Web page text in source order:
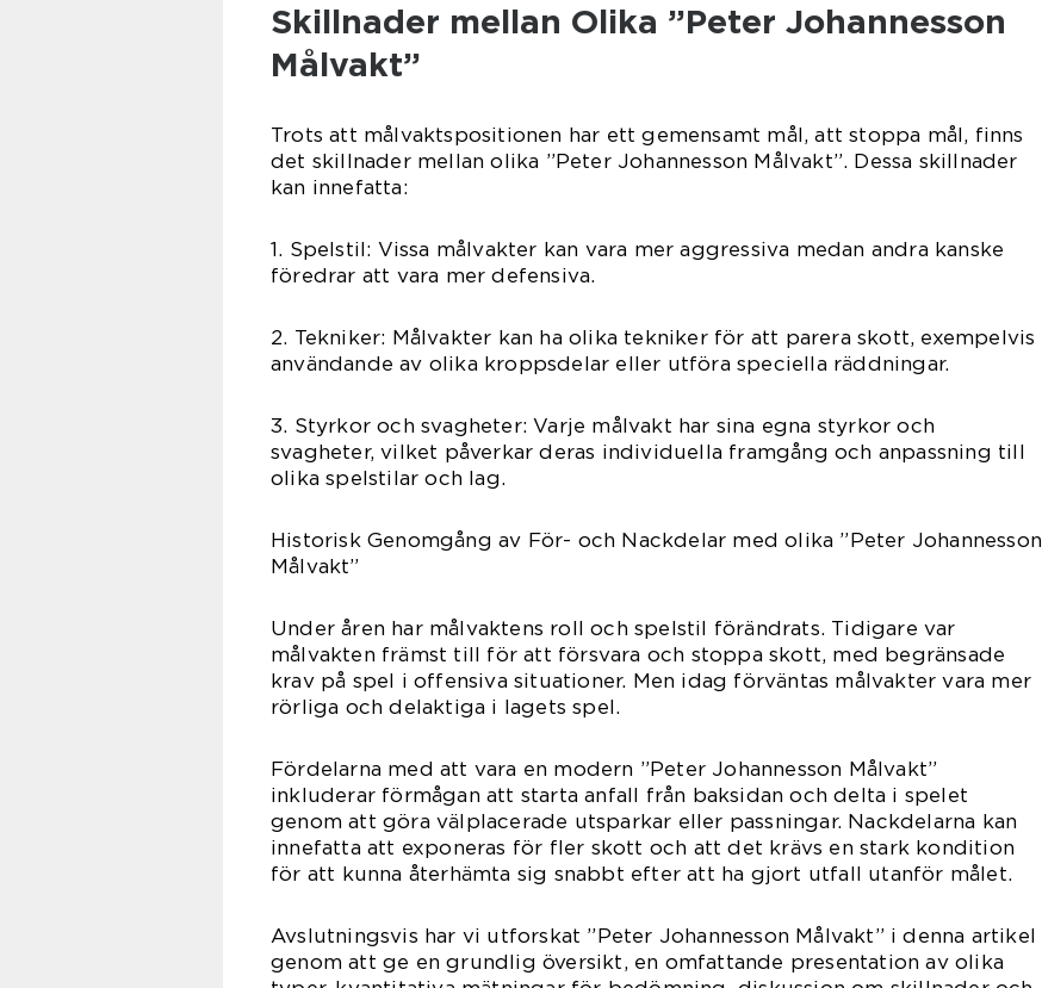
Skillnader mellan Olika ”Peter Johannesson
Målvakt”
Trots att målvaktspositionen har ett gemensamt mål, att stoppa mål, finns
det skillnader mellan olika ”Peter Johannesson Målvakt”. Dessa skillnader
kan innefatta:
1. Spelstil: Vissa målvakter kan vara mer aggressiva medan andra kanske
föredrar att vara mer defensiva.
2. Tekniker: Målvakter kan ha olika tekniker för att parera skott, exempelvis
användande av olika kroppsdelar eller utföra speciella räddningar.
3. Styrkor och svagheter: Varje målvakt har sina egna styrkor och
svagheter, vilket påverkar deras individuella framgång och anpassning till
olika spelstilar och lag.
Historisk Genomgång av För- och Nackdelar med olika ”Peter Johannesson
Målvakt”
Under åren har målvaktens roll och spelstil förändrats. Tidigare var
målvakten främst till för att försvara och stoppa skott, med begränsade
krav på spel i offensiva situationer. Men idag förväntas målvakter vara mer
rörliga och delaktiga i lagets spel.
Fördelarna med att vara en modern ”Peter Johannesson Målvakt”
inkluderar förmågan att starta anfall från baksidan och delta i spelet
genom att göra välplacerade utsparkar eller passningar. Nackdelarna kan
innefatta att exponeras för fler skott och att det krävs en stark kondition
för att kunna återhämta sig snabbt efter att ha gjort utfall utanför målet.
Avslutningsvis har vi utforskat ”Peter Johannesson Målvakt” i denna artikel
genom att ge en grundlig översikt, en omfattande presentation av olika